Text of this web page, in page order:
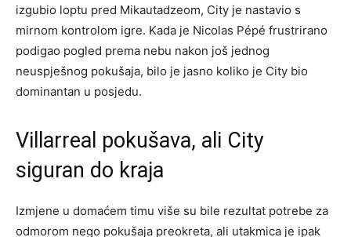
izgubio loptu pred Mikautadzeom, City je nastavio s
mirnom kontrolom igre. Kada je Nicolas Pépé frustrirano
podigao pogled prema nebu nakon još jednog
neuspješnog pokušaja, bilo je jasno koliko je City bio
dominantan u posjedu.
Villarreal pokušava, ali City
siguran do kraja
Izmjene u domaćem timu više su bile rezultat potrebe za
odmorom nego pokušaja preokreta, ali utakmica je ipak